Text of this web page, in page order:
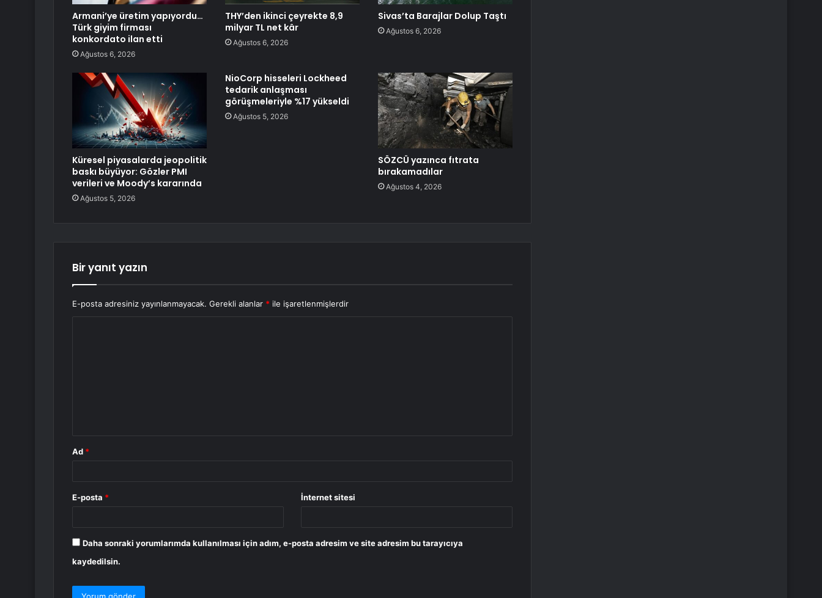
Armani’ye üretim yapıyordu…
Türk giyim firması
konkordato ilan etti
Ağustos 6, 2026
THY’den ikinci çeyrekte 8,9
milyar TL net kâr
Ağustos 6, 2026
Sivas’ta Barajlar Dolup Taştı
Ağustos 6, 2026
Küresel piyasalarda jeopolitik
baskı büyüyor: Gözler PMI
verileri ve Moody’s kararında
Ağustos 5, 2026
NioCorp hisseleri Lockheed
tedarik anlaşması
görüşmeleriyle %17 yükseldi
Ağustos 5, 2026
SÖZCÜ yazınca fıtrata
bırakamadılar
Ağustos 4, 2026
Bir yanıt yazın
E-posta adresiniz yayınlanmayacak. Gerekli alanlar * ile işaretlenmişlerdir
Ad *
E-posta * İnternet sitesi
Daha sonraki yorumlarımda kullanılması için adım, e-posta adresim ve site adresim bu tarayıcıya
kaydedilsin.